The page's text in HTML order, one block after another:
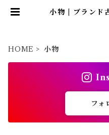
小物 | ブランド
HOME 小物
フォ